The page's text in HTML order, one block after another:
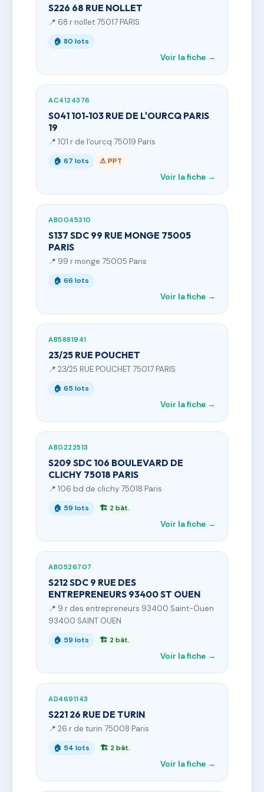
S226 68 RUE NOLLET
📍 68 r nollet 75017 PARIS
🏠 80 lots
Voir la fiche →
AC4124376
S041 101-103 RUE DE L'OURCQ PARIS
19
📍 101 r de l'ourcq 75019 Paris
🏠 67 lots ⚠ PPT
Voir la fiche →
AB0045310
S137 SDC 99 RUE MONGE 75005
PARIS
📍 99 r monge 75005 Paris
🏠 66 lots
Voir la fiche →
AB5881941
23/25 RUE POUCHET
📍 23/25 RUE POUCHET 75017 PARIS
🏠 65 lots
Voir la fiche →
AB0222513
S209 SDC 106 BOULEVARD DE
CLICHY 75018 PARIS
📍 106 bd de clichy 75018 Paris
🏠 59 lots 🏗 2 bât.
Voir la fiche →
AB0526707
S212 SDC 9 RUE DES
ENTREPRENEURS 93400 ST OUEN
📍 9 r des entrepreneurs 93400 Saint-Ouen
93400 SAINT OUEN
🏠 59 lots 🏗 2 bât.
Voir la fiche →
AD4691143
S221 26 RUE DE TURIN
📍 26 r de turin 75008 Paris
🏠 54 lots 🏗 2 bât.
Voir la fiche →